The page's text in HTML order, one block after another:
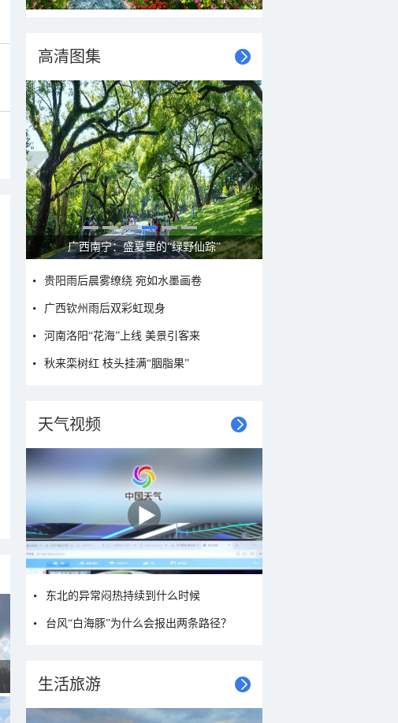
高清图集
呼伦贝尔草原 藏着最治愈的蓝天白云
贵阳雨后晨雾缭绕 宛如水墨画卷
广西钦州雨后双彩虹现身
河南洛阳“花海”上线 美景引客来
秋来栾树红 枝头挂满“胭脂果”
天气视频
东北的异常闷热持续到什么时候
台风“白海豚”为什么会报出两条路径？
生活旅游